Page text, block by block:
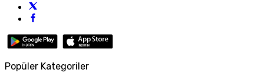
Popüler Kategoriler